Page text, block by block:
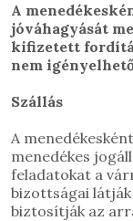
A
jóváhagyását
kifizetett
nem
Szállás
A
menedékes
feladatokat a
bizottságai
biztosítják az